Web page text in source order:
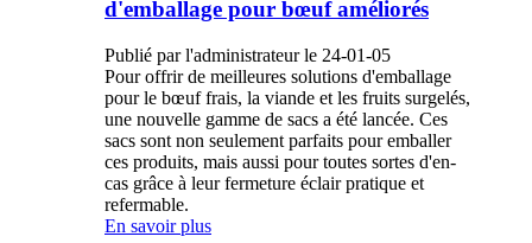
d'emballage pour bœuf améliorés
Publié par l'administrateur le 24-01-05
Pour offrir de meilleures solutions d'emballage
pour le bœuf frais, la viande et les fruits surgelés,
une nouvelle gamme de sacs a été lancée. Ces
sacs sont non seulement parfaits pour emballer
ces produits, mais aussi pour toutes sortes d'en-
cas grâce à leur fermeture éclair pratique et
refermable.
En savoir plus